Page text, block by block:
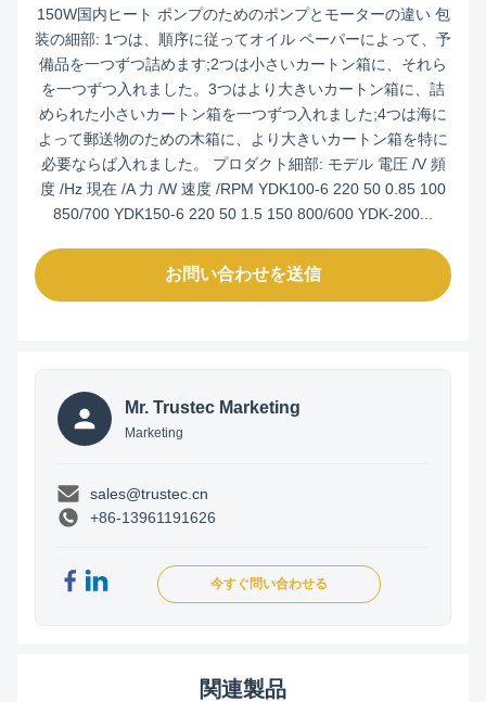
150W国内ヒート ポンプのためのポンプとモーターの違い 包
装の細部: 1つは、順序に従ってオイル ペーパーによって、予
備品を一つずつ詰めます;2つは小さいカートン箱に、それら
を一つずつ入れました。3つはより大きいカートン箱に、詰
められた小さいカートン箱を一つずつ入れました;4つは海に
よって郵送物のための木箱に、より大きいカートン箱を特に
必要ならば入れました。 プロダクト細部: モデル 電圧 /V 頻
度 /Hz 現在 /A 力 /W 速度 /RPM YDK100-6 220 50 0.85 100
850/700 YDK150-6 220 50 1.5 150 800/600 YDK-200...
お問い合わせを送信
Mr. Trustec Marketing
Marketing
sales@trustec.cn
+86-13961191626
今すぐ問い合わせる
関連製品